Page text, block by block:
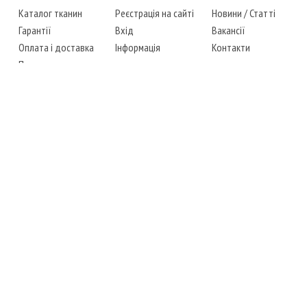
Каталог тканин
Гарантії
Оплата і доставка
Повернення товару
Реєстрація на сайті
Вхід
Інформація
Новини /Статті
Вакансії
Контакти